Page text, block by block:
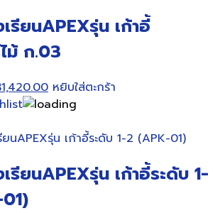
รียนAPEXรุ่น เก้าอี้
ม้ ก.03
1,420.00Current
price
฿1,420.00.
หยิบใส่ตะกร้า
รียนAPEXรุ่น เก้าอี้ระดับ 1-